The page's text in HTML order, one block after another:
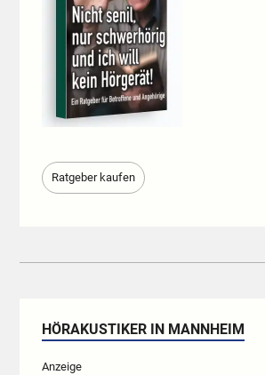
Ratgeber kaufen
HÖRAKUSTIKER IN MANNHEIM
Anzeige